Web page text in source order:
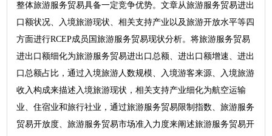
整体旅游服务贸易具备一定竞争优势。文章从旅游服务贸易进出
口额状况、入境旅游现状、相关支持产业以及旅游开放水平等四
方面进行RCEP成员国旅游服务贸易现状分析。将旅游服务贸易
进出口额细化为旅游服务贸易进出口总额、进出口额增速、进出
口总额占比，通过入境旅游人数规模、入境游客来源、入境旅游
收入构成来描述入境旅游现状，相关支持产业细化为航空运输
业、住宿业和旅行社业，通过旅游服务贸易限制指数、旅游服务
贸易开放度、旅游服务贸易市场准入力度来阐述旅游服务贸易开